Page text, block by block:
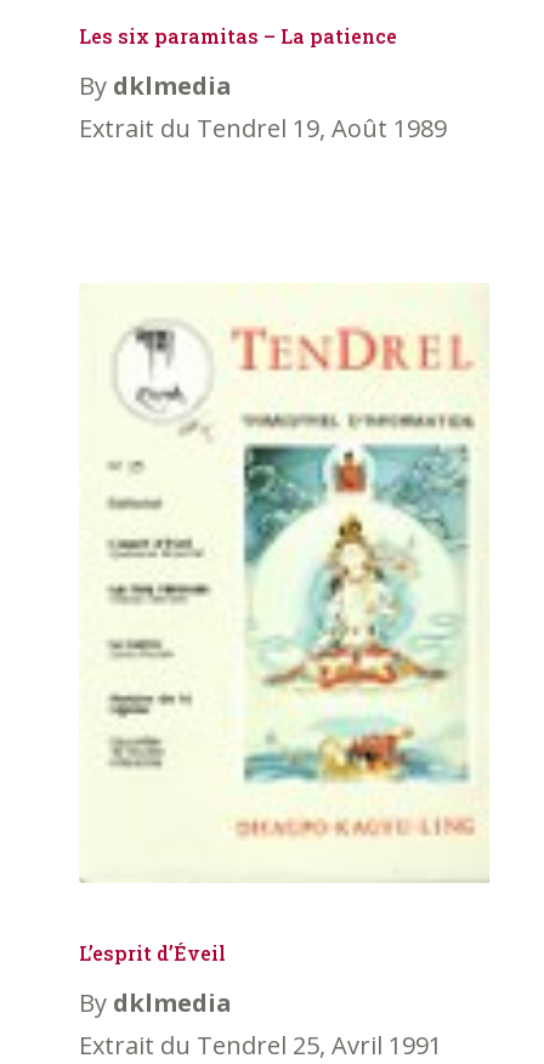
Les six paramitas – La patience
By dklmedia
Extrait du Tendrel 19, Août 1989
L’esprit d’Éveil
By dklmedia
Extrait du Tendrel 25, Avril 1991